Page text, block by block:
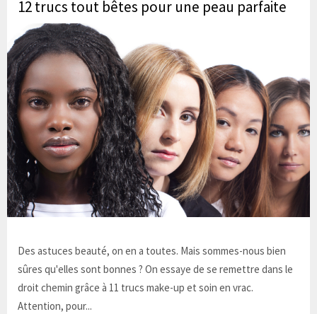
12 trucs tout bêtes pour une peau parfaite
Des astuces beauté, on en a toutes. Mais sommes-nous bien
sûres qu'elles sont bonnes ? On essaye de se remettre dans le
droit chemin grâce à 11 trucs make-up et soin en vrac.
Attention, pour...